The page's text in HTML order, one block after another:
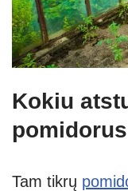
Kokiu
Tam tikrų